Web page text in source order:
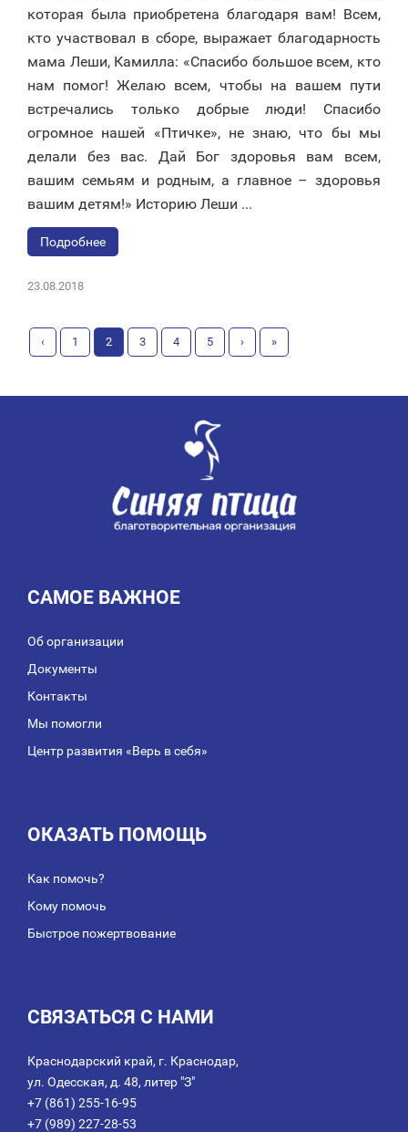
которая была приобретена благодаря вам! Всем,
кто участвовал в сборе, выражает благодарность
мама Леши, Камилла: «Спасибо большое всем, кто
нам помог! Желаю всем, чтобы на вашем пути
встречались только добрые люди! Спасибо
огромное нашей «Птичке», не знаю, что бы мы
делали без вас. Дай Бог здоровья вам всем,
вашим семьям и родным, а главное – здоровья
вашим детям!» Историю Леши ...
Подробнее
23.08.2018
‹ 1 2 3 4 5 › »
САМОЕ ВАЖНОЕ
Об организации
Документы
Контакты
Мы помогли
Центр развития «Верь в себя»
ОКАЗАТЬ ПОМОЩЬ
Как помочь?
Кому помочь
Быстрое пожертвование
СВЯЗАТЬСЯ С НАМИ
Краснодарский край, г. Краснодар,
ул. Одесская, д. 48, литер "З"
+7 (861) 255-16-95
+7 (989) 227-28-53